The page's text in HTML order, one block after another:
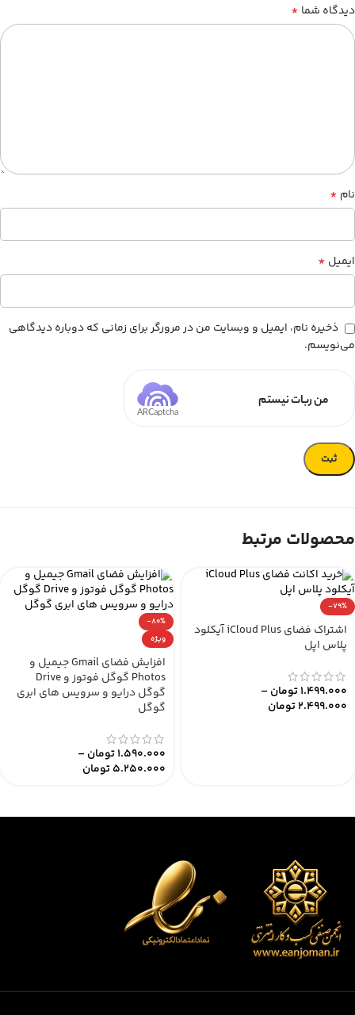
دیدگاه شما *
نام *
ایمیل *
ذخیره نام، ایمیل و وبسایت من در مرورگر برای زمانی که دوباره دیدگاهی
می‌نویسم.
من ربات نیستم
ARCaptcha
محصولات مرتبط
-79%
اشتراک فضای iCloud Plus آیکلود
پلاس اپل
1.499.000تومان –
2.499.000تومان
-80%
ویژه
افزایش فضای Gmail جیمیل و
Photos گوگل فوتوز و Drive
گوگل درایو و سرویس های ابری
گوگل
1.590.000تومان –
5.250.000تومان